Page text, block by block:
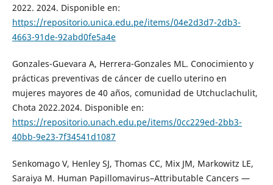
2022. 2024. Disponible en:
https://repositorio.unica.edu.pe/items/04e2d3d7-2db3-
4663-91de-92abd0fe5a4e
Gonzales-Guevara A, Herrera-Gonzales ML. Conocimiento y
prácticas preventivas de cáncer de cuello uterino en
mujeres mayores de 40 años, comunidad de Utchuclachulit,
Chota 2022.2024. Disponible en:
https://repositorio.unach.edu.pe/items/0cc229ed-2bb3-
40bb-9e23-7f34541d1087
Senkomago V, Henley SJ, Thomas CC, Mix JM, Markowitz LE,
Saraiya M. Human Papillomavirus–Attributable Cancers —